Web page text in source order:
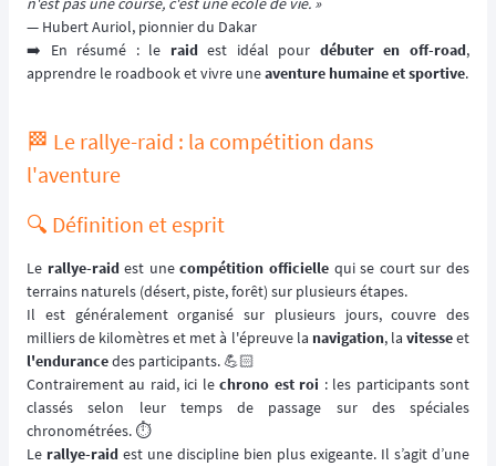
— Hubert Auriol, pionnier du Dakar
➡️ En résumé : le raid est idéal pour débuter en off-road,
apprendre le roadbook et vivre uneaventure humaine et sportive.
🏁 Le rallye-raid : la compétition dans
l'aventure
🔍 Définition et esprit
Le rallye-raid est unecompétition officielle qui se court sur des
terrains naturels (désert, piste, forêt) sur plusieurs étapes.
Il est généralement organisé sur plusieurs jours, couvre des
milliers de kilomètres et met à l'épreuve la navigation, la vitesseet
l'endurancedes participants. 💪🏻
Contrairement au raid, ici lechrono est roi : les participants sont
classés selon leur temps de passage sur des spéciales
chronométrées. ⏱️
Le rallye-raid est une discipline bien plus exigeante. Il s’agit d’une